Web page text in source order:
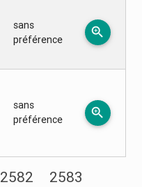
sans
préférence
zoom_in
sans
préférence
zoom_in
2582
2583